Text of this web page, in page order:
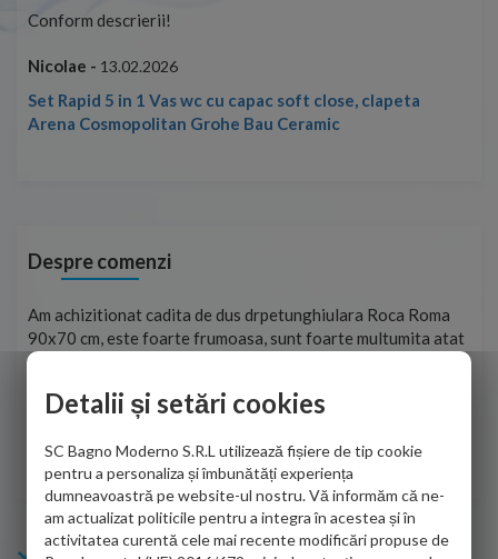
Conform descrierii!
Nicolae - 13.02.2026
Set Rapid 5 in 1 Vas wc cu capac soft close, clapeta
Arena Cosmopolitan Grohe Bau Ceramic
Despre comenzi
Am achizitionat cadita de dus drpetunghiulara Roca Roma
90x70 cm, este foarte frumoasa, sunt foarte multumita atat
de personalul firmei dvs. cu care am colaborat in obtinerea
adus coletul in siguranta.Numai bine, va doresc!
Sofrone Viviana -28.07.2026
Detalii și setări cookies
SC Bagno Moderno S.R.L utilizează fișiere de tip cookie
pentru a personaliza și îmbunătăți experiența
dumneavoastră pe website-ul nostru. Vă informăm că ne-
am actualizat politicile pentru a integra în acestea și în
activitatea curentă cele mai recente modificări propuse de